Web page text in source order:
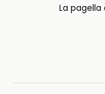
La pagella